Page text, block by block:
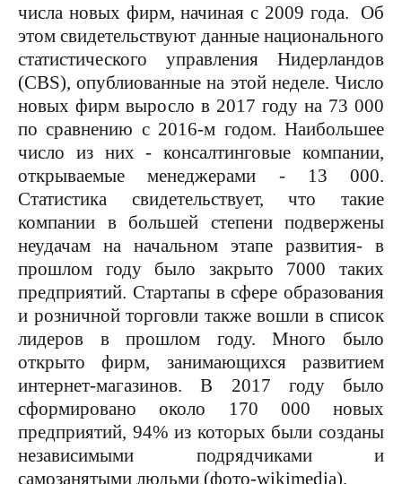
числа новых фирм, начиная с 2009 года. Об
этом свидетельствуют данные национального
статистического управления Нидерландов
(CBS), опублиованные на этой неделе. Число
новых фирм выросло в 2017 году на 73 000
по сравнению с 2016-м годом. Наибольшее
число из них - консалтинговые компании,
открываемые менеджерами - 13 000.
Статистика свидетельствует, что такие
компании в большей степени подвержены
неудачам на начальном этапе развития- в
прошлом году было закрыто 7000 таких
предприятий. Стартапы в сфере образования
и розничной торговли также вошли в список
лидеров в прошлом году. Много было
открыто фирм, занимающихся развитием
интернет-магазинов. В 2017 году было
сформировано около 170 000 новых
предприятий, 94% из которых были созданы
независимыми подрядчиками и
самозанятыми людьми (фото-wikimedia).